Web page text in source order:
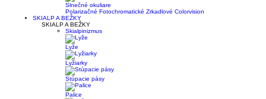
Slnečné okuliare
Polarizačné Fotochromatické Zrkadlové Colorvision
SKIALP A BEŽKY
SKIALP A BEŽKY
Skialpinizmus
Lyže
Lyžiarky
Stúpacie pásy
Palice